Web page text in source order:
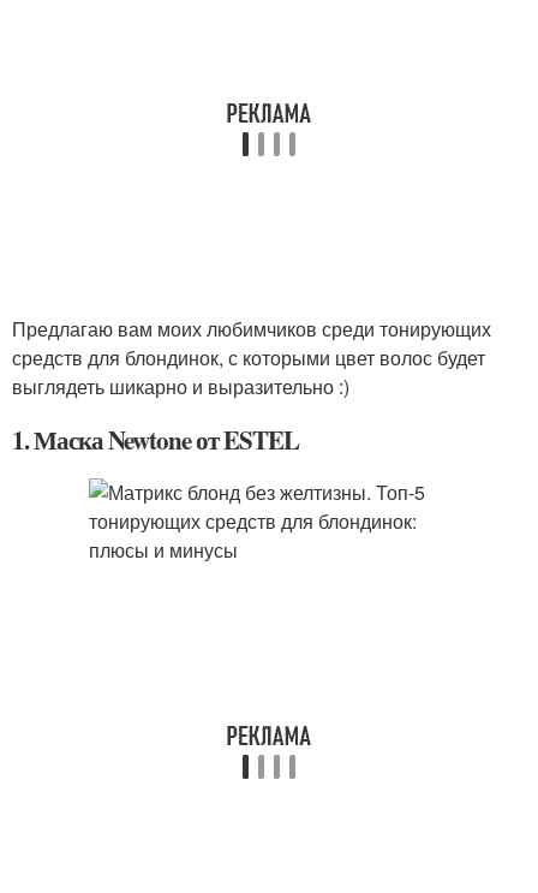
Предлагаю вам моих любимчиков среди тонирующих
средств для блондинок, с которыми цвет волос будет
выглядеть шикарно и выразительно :)
1. Маска Newtone от ESTEL